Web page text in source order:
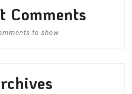
Comments
to show.